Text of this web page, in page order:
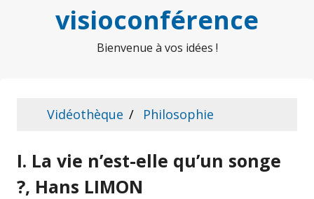
visioconférence
Bienvenue à vos idées !
Vidéothèque Philosophie
I. La vie n’est-elle qu’un songe
?, Hans LIMON